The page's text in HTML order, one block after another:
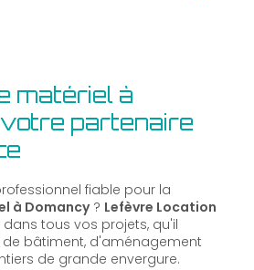
matériel à
partenaire
fiable pour la
à Domancy? Lefèvre Location
tous vos projets, qu'il
bâtiment, d'aménagement
de grande envergure.